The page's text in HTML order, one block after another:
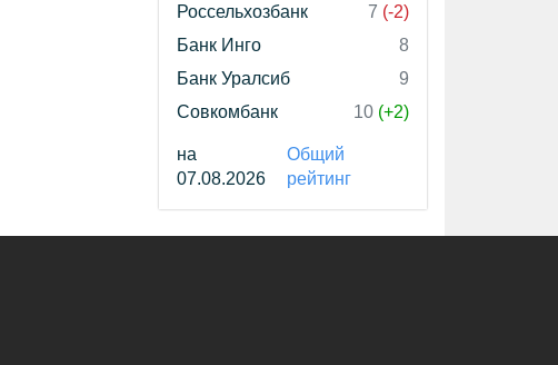
Россельхозбанк
7 (-2)
Банк Инго
8
Банк Уралсиб
9
Совкомбанк
10 (+2)
на
07.08.2026
Общий
рейтинг